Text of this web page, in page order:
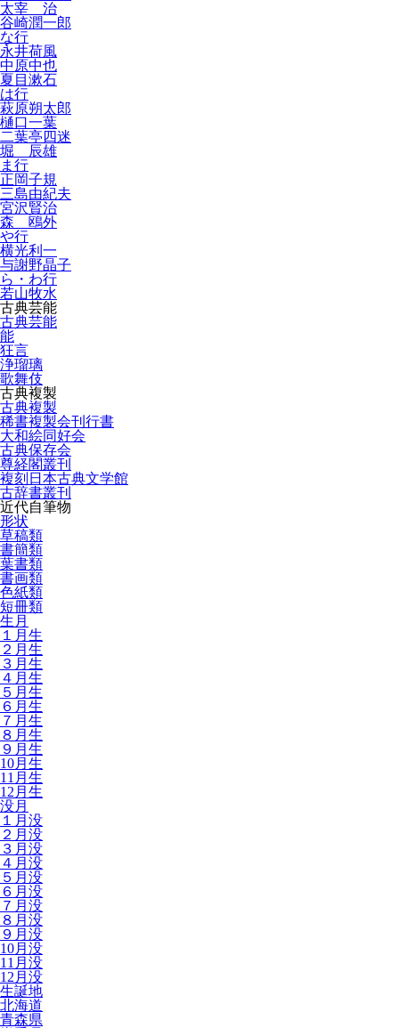
太宰 治
谷崎潤一郎
な行
永井荷風
中原中也
夏目漱石
は行
萩原朔太郎
樋口一葉
二葉亭四迷
堀 辰雄
ま行
正岡子規
三島由紀夫
宮沢賢治
森 鴎外
や行
横光利一
与謝野晶子
ら・わ行
若山牧水
古典芸能
古典芸能
能
狂言
浄瑠璃
歌舞伎
古典複製
古典複製
稀書複製会刊行書
大和絵同好会
古典保存会
尊経閣叢刊
複刻日本古典文学館
古辞書叢刊
近代自筆物
形状
草稿類
書簡類
葉書類
書画類
色紙類
短冊類
生月
１月生
２月生
３月生
４月生
５月生
６月生
７月生
８月生
９月生
10月生
11月生
12月生
没月
１月没
２月没
３月没
４月没
５月没
６月没
７月没
８月没
９月没
10月没
11月没
12月没
生誕地
北海道
青森県